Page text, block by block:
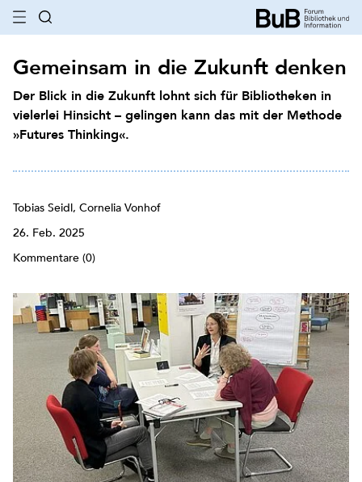
Gemeinsam in die Zukunft denken
Der Blick in die Zukunft lohnt sich für Bibliotheken in
vielerlei Hinsicht – gelingen kann das mit der Methode
»Futures Thinking«.
Tobias Seidl, Cornelia Vonhof
26. Feb. 2025
Kommentare (0)